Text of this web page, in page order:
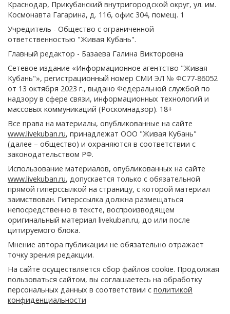
Краснодар, Прикубанский внутригородской округ, ул. им.
Космонавта Гагарина, д. 116, офис 304, помещ. 1
Учредитель - Общество с ограниченной
ответственностью "Живая Кубань".
Главный редактор - Базаева Галина Викторовна
Сетевое издание «Информационное агентство "Живая
Кубань"», регистрационный номер СМИ ЭЛ № ФС77-86052
от 13 октября 2023 г., выдано Федеральной службой по
надзору в сфере связи, информационных технологий и
массовых коммуникаций (Роскомнадзор). 18+
Все права на материалы, опубликованные на сайте
www.livekuban.ru, принадлежат ООО "Живая Кубань"
(далее – общество) и охраняются в соответствии с
законодательством РФ.
Использование материалов, опубликованных на сайте
www.livekuban.ru, допускается только с обязательной
прямой гиперссылкой на страницу, с которой материал
заимствован. Гиперссылка должна размещаться
непосредственно в тексте, воспроизводящем
оригинальный материал livekuban.ru, до или после
цитируемого блока.
Мнение автора публикации не обязательно отражает
точку зрения редакции.
На сайте осуществляется сбор файлов cookie. Продолжая
пользоваться сайтом, вы соглашаетесь на обработку
персональных данных в соответствии с политикой
конфиденциальности